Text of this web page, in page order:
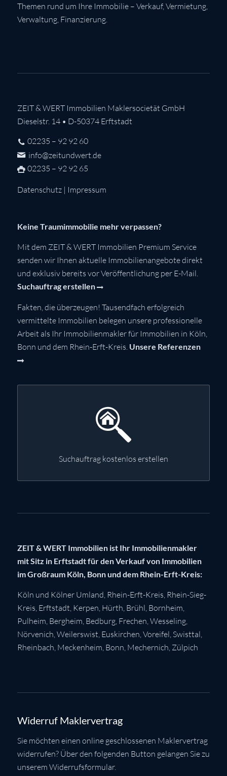
Themen rund um Ihre Immobilie – Verkauf, Vermietung,
Verwaltung, Finanzierung.
ZEIT & WERT Immobilien Maklersocietät GmbH
Dieselstr. 14 • D-50374 Erftstadt
02235 – 92 92 60
info@zeitundwert.de
02235 – 92 92 65
Datenschutz| Impressum
Keine Traumimmobilie mehr verpassen?
Mit dem ZEIT & WERT Immobilien Premium Service
senden wir Ihnen aktuelle Immobilienangebote direkt
und exklusiv bereits vor Veröffentlichung per E-Mail.
Suchauftrag erstellen
Fakten, die überzeugen! Tausendfach erfolgreich
vermittelte Immobilien belegen unsere professionelle
Arbeit als Ihr Immobilienmakler für Immobilien in Köln,
Bonn und dem Rhein-Erft-Kreis. Unsere Referenzen
Suchauftrag kostenlos erstellen
ZEIT & WERT Immobilien ist Ihr Immobilienmakler
mit Sitz in Erftstadt für den Verkauf von Immobilien
im Großraum Köln, Bonn und dem Rhein-Erft-Kreis:
Köln und Kölner Umland, Rhein-Erft-Kreis Rhein-Sieg-
Kreis Erftstadt Kerpen Hürth Brühl Bornheim
Pulheim Bergheim Bedburg, Frechen Wesseling,
Nörvenich Weilerswist Euskirchen , Voreifel, Swisttal
Rheinbach Meckenheim Bonn Mechernich Zülpich
Widerruf Maklervertrag
Sie möchten einen online geschlossenen Maklervertrag
widerrufen? Über den folgenden Button gelangen Sie zu
unserem Widerrufsformular.